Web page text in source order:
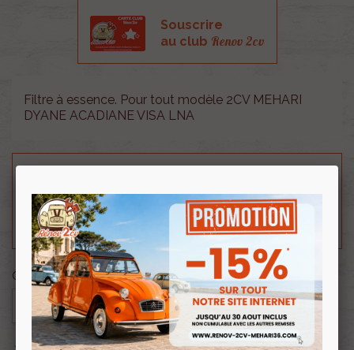
Souscrire
au club Renov 2cv
Filtre à essence. Pour tout modèle 2CV MEHARI
DYANE ACADIANE VISA LNA
? N'hésitez pas à contacter notre service
technique au0254 277 154ou par mail à
renov2cv.technique@gmail.com.
Quantité
 AJOUTER AU PANIER
 En stock